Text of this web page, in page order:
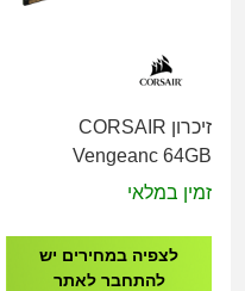
זיכרון CORSAIR
Vengeanc 64GB
2x32GB DDR5
CMK64GX5M2B5200C40
זמין במלאי
לצפיה במחירים יש
להתחבר לאתר